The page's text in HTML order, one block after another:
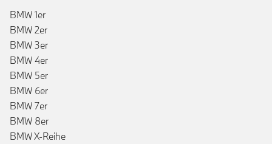
BMW 1er
BMW 2er
BMW 3er
BMW 4er
BMW 5er
BMW 6er
BMW 7er
BMW 8er
BMW X-Reihe